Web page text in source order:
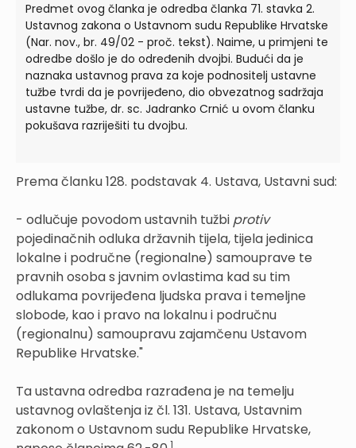
Predmet ovog članka je odredba članka 71. stavka 2.
Ustavnog zakona o Ustavnom sudu Republike Hrvatske
(Nar. nov., br. 49/02 - proč. tekst). Naime, u primjeni te
odredbe došlo je do određenih dvojbi. Budući da je
naznaka ustavnog prava za koje podnositelj ustavne
tužbe tvrdi da je povrijeđeno, dio obvezatnog sadržaja
ustavne tužbe, dr. sc. Jadranko Crnić u ovom članku
pokušava razriješiti tu dvojbu.
Prema članku 128. podstavak 4. Ustava, Ustavni sud:
- odlučuje povodom ustavnih tužbi protiv
pojedinačnih odluka državnih tijela, tijela jedinica
lokalne i područne (regionalne) samouprave te
pravnih osoba s javnim ovlastima kad su tim
odlukama povrijeđena ljudska prava i temeljne
slobode, kao i pravo na lokalnu i područnu
(regionalnu) samoupravu zajamčenu Ustavom
Republike Hrvatske."
Ta ustavna odredba razrađena je na temelju
ustavnog ovlaštenja iz čl. 131. Ustava, Ustavnim
zakonom o Ustavnom sudu Republike Hrvatske,
1